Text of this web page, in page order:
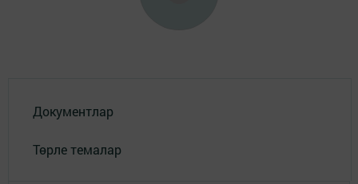
Документлар
Төрле темалар